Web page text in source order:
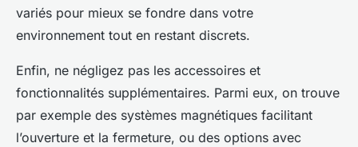
variés pour mieux se fondre dans votre
environnement tout en restant discrets.
Enfin, ne négligez pas les accessoires et
fonctionnalités supplémentaires. Parmi eux, on trouve
par exemple des systèmes magnétiques facilitant
l’ouverture et la fermeture, ou des options avec